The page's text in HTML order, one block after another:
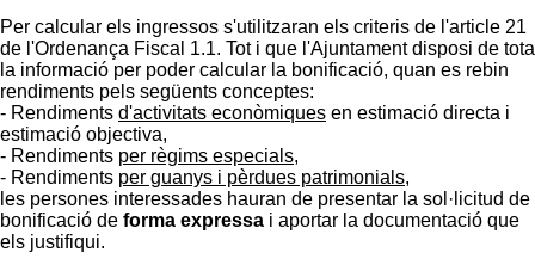
Per calcular els ingressos s'utilitzaran els criteris de l'article 21
de l'Ordenança Fiscal 1.1. Tot i que l'Ajuntament disposi de tota
la informació per poder calcular la bonificació, quan es rebin
rendiments pels següents conceptes:
- Rendiments d'activitats econòmiques en estimació directa i
estimació objectiva,
- Rendiments per règims especials,
- Rendiments per guanys i pèrdues patrimonials,
les persones interessades hauran de presentar la sol·licitud de
bonificació de forma expressa i aportar la documentació que
els justifiqui.